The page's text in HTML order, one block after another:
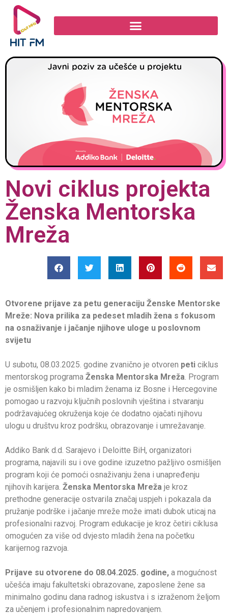
Novi ciklus projekta
Ženska Mentorska
Mreža
Otvorene prijave za petu generaciju Ženske Mentorske
Mreže: Nova prilika za pedeset mladih žena s fokusom
na osnaživanje i jačanje njihove uloge u poslovnom
svijetu
U subotu, 08.03.2025. godine zvanično je otvoren peti ciklus
mentorskog programa Ženska Mentorska Mreža. Program
je osmišljen kako bi mladim ženama iz Bosne i Hercegovine
pomogao u razvoju ključnih poslovnih vještina i stvaranju
podržavajućeg okruženja koje će dodatno ojačati njihovu
ulogu u društvu kroz podršku, obrazovanje i umrežavanje.
Addiko Bank d.d. Sarajevo i Deloitte BiH, organizatori
programa, najavili su i ove godine izuzetno pažljivo osmišljen
program koji će pomoći osnaživanju žena i unapređenju
njihovih karijera. Ženska Mentorska Mreža je kroz
prethodne generacije ostvarila značaj uspjeh i pokazala da
pružanje podrške i jačanje mreže može imati dubok uticaj na
profesionalni razvoj. Program edukacije je kroz četiri ciklusa
omogućen za više od dvjesto mladih žena na početku
karijernog razvoja.
Prijave su otvorene do 08.04.2025. godine, a mogućnost
učešća imaju fakultetski obrazovane, zaposlene žene sa
minimalno godinu dana radnog iskustva i s izraženom željom
za učenjem i profesionalnim napredovanjem.